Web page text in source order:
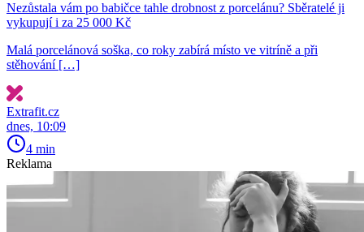
Nezůstala vám po babičce tahle drobnost z porcelánu? Sběratelé ji
vykupují i za 25 000 Kč
Malá porcelánová soška, co roky zabírá místo ve vitríně a při
stěhování […]
Extrafit.cz
dnes, 10:09
4 min
Reklama